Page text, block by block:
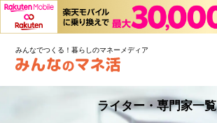
みんなでつくる！暮らしのマネーメディア
ライター・専門家一覧